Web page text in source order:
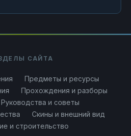
САЙТА
Предметы и ресурсы
Прохождения и разборы
Руководства и советы
Скины и внешний вид
и строительство